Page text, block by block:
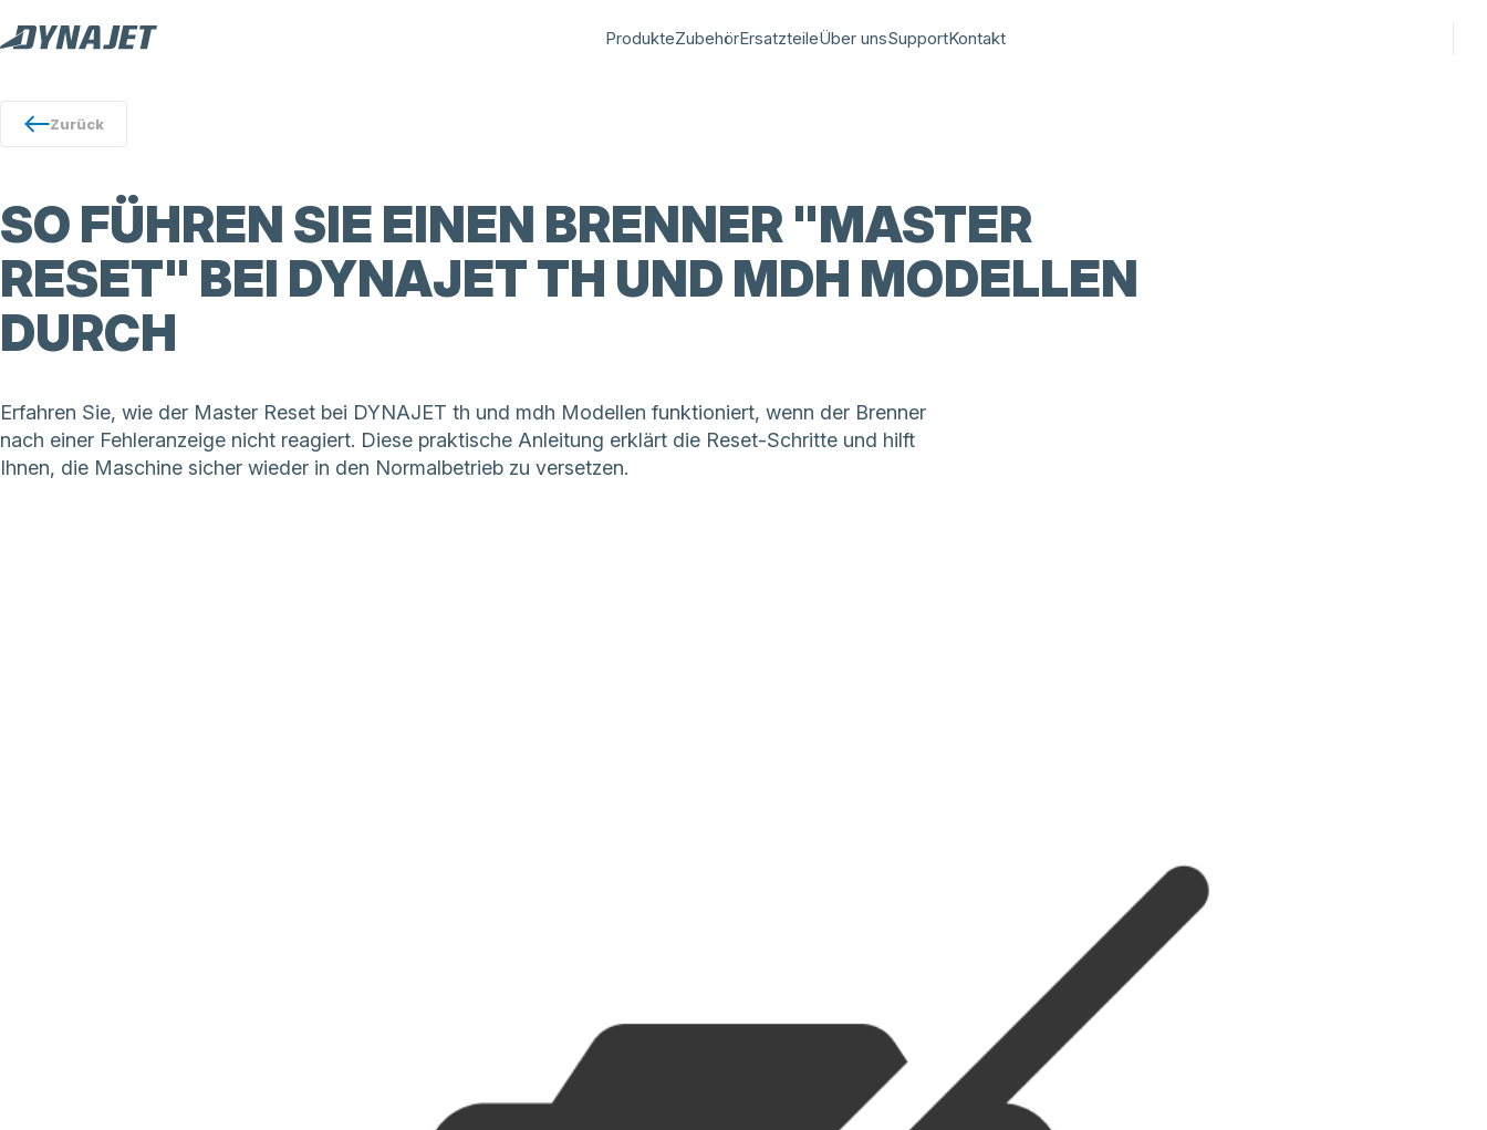
ProdukteZubehörErsatzteileÜber unsSupportKontakt
Zurück
SO FÜHREN SIE EINEN BRENNER "MASTER
RESET" BEI DYNAJET TH UND MDH MODELLEN
DURCH
Erfahren Sie, wie der Master Reset bei DYNAJET th und mdh Modellen funktioniert, wenn der Brenner
nach einer Fehleranzeige nicht reagiert. Diese praktische Anleitung erklärt die Reset-Schritte und hilft
Ihnen, die Maschine sicher wieder in den Normalbetrieb zu versetzen.